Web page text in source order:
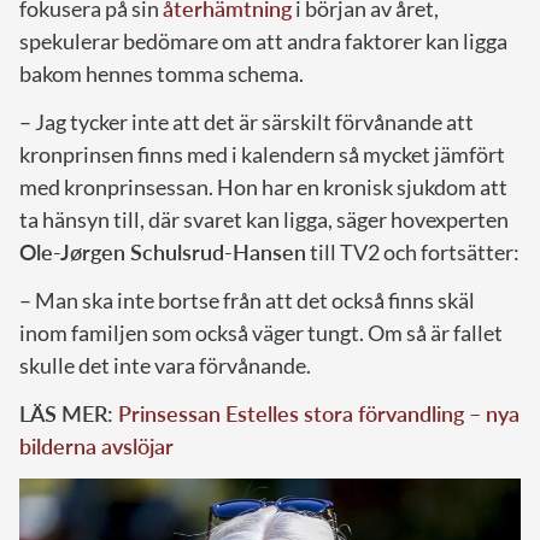
fokusera på sinåterhämtningi början av året,
spekulerar bedömare om att andra faktorer kan ligga
bakom hennes tomma schema.
– Jag tycker inte att det är särskilt förvånande att
kronprinsen finns med i kalendern så mycket jämfört
med kronprinsessan. Hon har en kronisk sjukdom att
ta hänsyn till, där svaret kan ligga, säger hovexperten
Ole-Jørgen Schulsrud-Hansentill TV2 och fortsätter:
– Man ska inte bortse från att det också finns skäl
inom familjen som också väger tungt. Om så är fallet
skulle det inte vara förvånande.
LÄS MER: Prinsessan Estelles stora förvandling – nya
bilderna avslöjar